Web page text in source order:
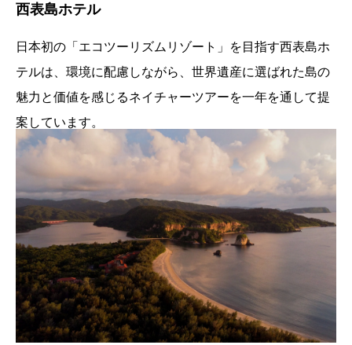
西表島ホテル
日本初の「エコツーリズムリゾート」を目指す西表島ホ
テルは、環境に配慮しながら、世界遺産に選ばれた島の
魅力と価値を感じるネイチャーツアーを一年を通して提
案しています。